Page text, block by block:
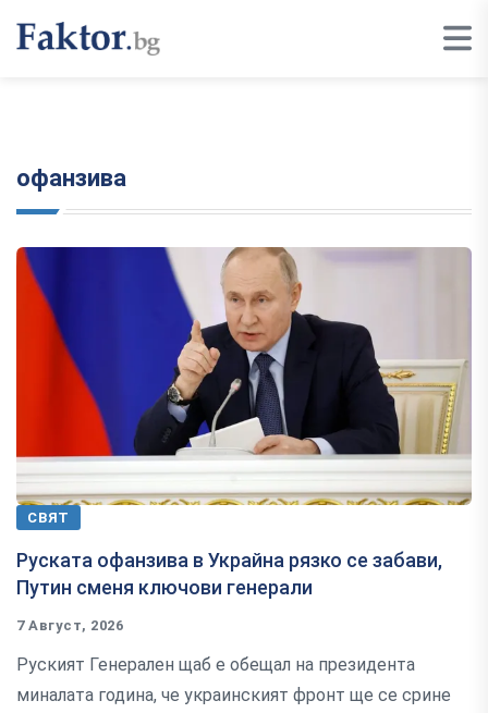
офанзива
СВЯТ
Руската офанзива в Украйна рязко се забави,
Путин сменя ключови генерали
7 Август, 2026
Руският Генерален щаб е обещал на президента
миналата година, че украинският фронт ще се срине